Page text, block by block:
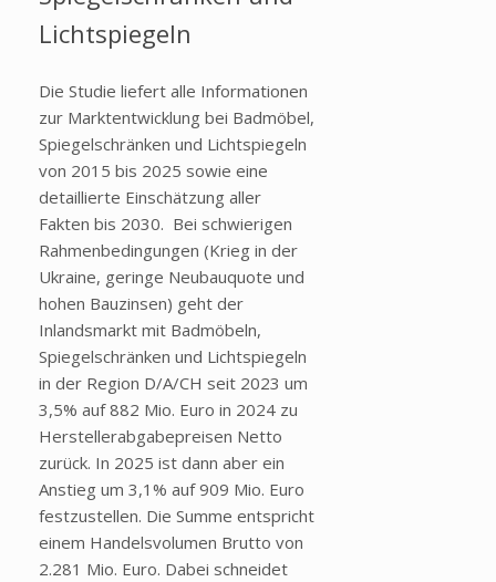
Lichtspiegeln
Die Studie liefert alle Informationen
zur Marktentwicklung bei Badmöbel,
Spiegelschränken und Lichtspiegeln
von 2015 bis 2025 sowie eine
detaillierte Einschätzung aller
Fakten bis 2030. Bei schwierigen
Rahmenbedingungen (Krieg in der
Ukraine, geringe Neubauquote und
hohen Bauzinsen) geht der
Inlandsmarkt mit Badmöbeln,
Spiegelschränken und Lichtspiegeln
in der Region D/A/CH seit 2023 um
3,5% auf 882 Mio. Euro in 2024 zu
Herstellerabgabepreisen Netto
zurück. In 2025 ist dann aber ein
Anstieg um 3,1% auf 909 Mio. Euro
festzustellen. Die Summe entspricht
einem Handelsvolumen Brutto von
2.281 Mio. Euro. Dabei schneidet